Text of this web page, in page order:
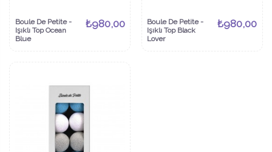
Boule De Petite -
Işıklı Top Ocean
Blue
₺980,00
Boule De Petite -
Işıklı Top Black
Lover
₺980,00